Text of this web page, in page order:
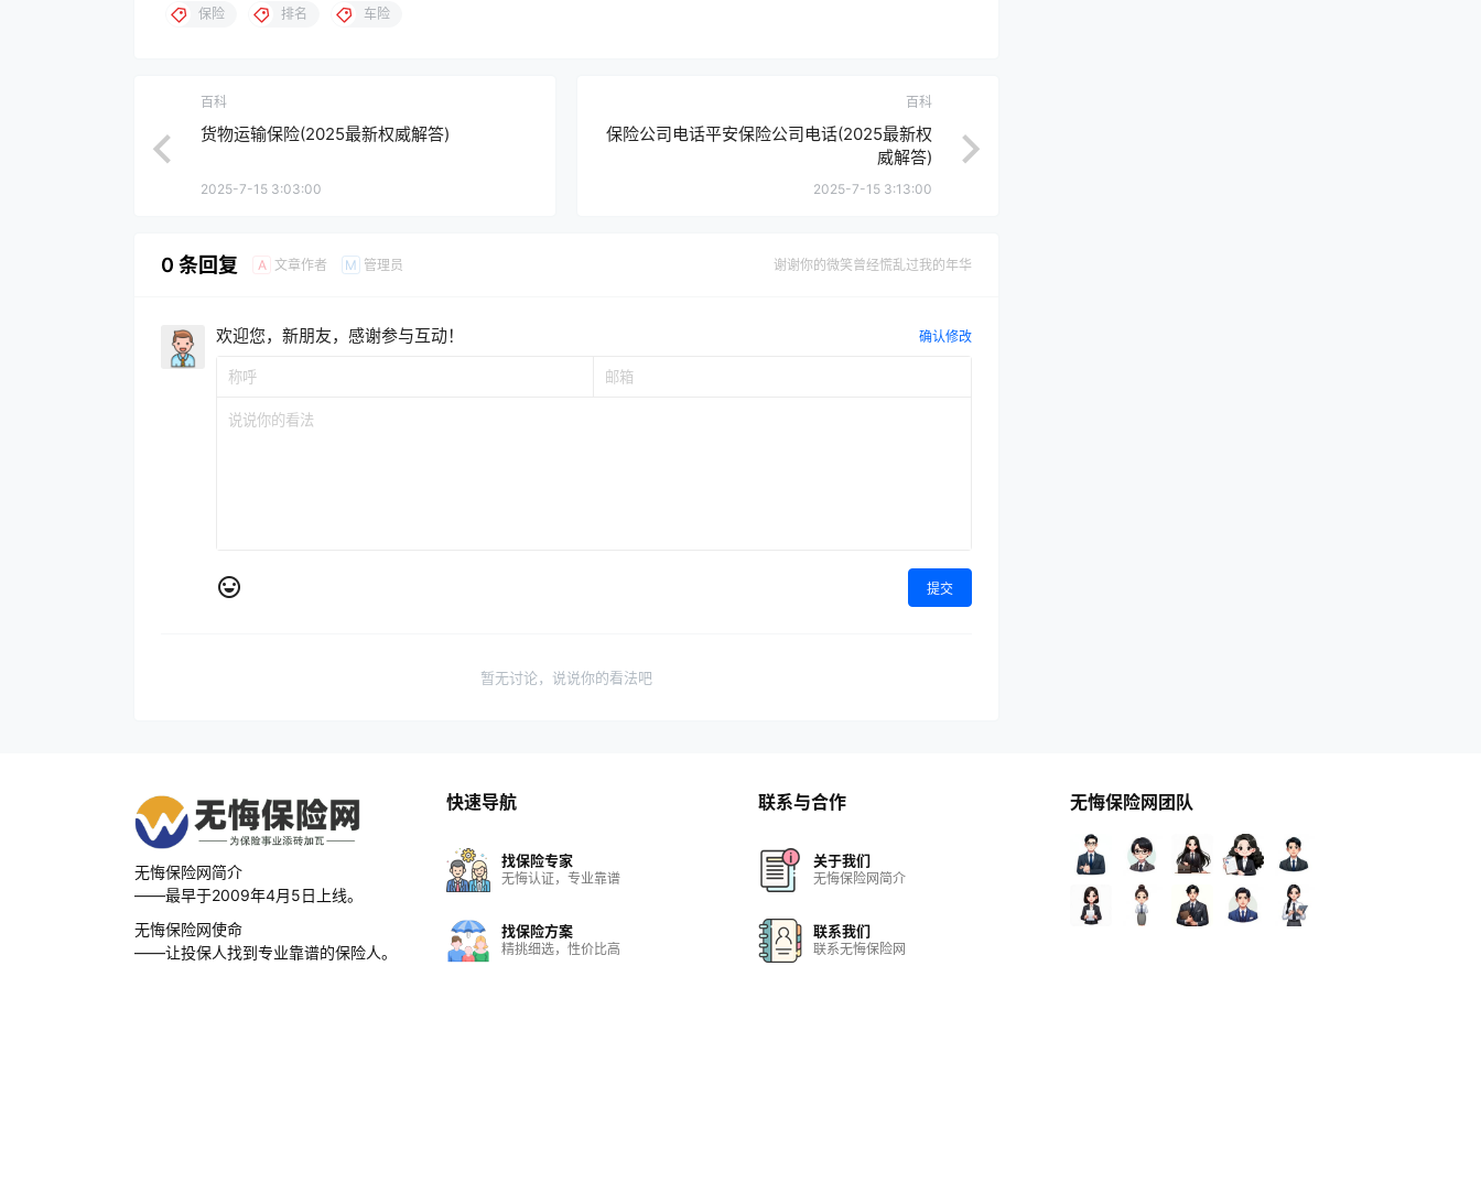
保险 排名 车险
百科
货物运输保险(2025最新权威解答)
2025-7-15 3:03:00
百科
保险公司电话平安保险公司电话(2025最新权
威解答)
2025-7-15 3:13:00
0 条回复 A 文章作者 M 管理员 谢谢你的微笑曾经慌乱过我的年华
欢迎您，新朋友，感谢参与互动！ 确认修改
提交
暂无讨论，说说你的看法吧
无悔保险网简介
——最早于2009年4月5日上线。
无悔保险网使命
——让投保人找到专业靠谱的保险人。
快速导航
找保险专家
无悔认证，专业靠谱
找保险方案
精挑细选，性价比高
联系与合作
关于我们
无悔保险网简介
联系我们
联系无悔保险网
无悔保险网团队